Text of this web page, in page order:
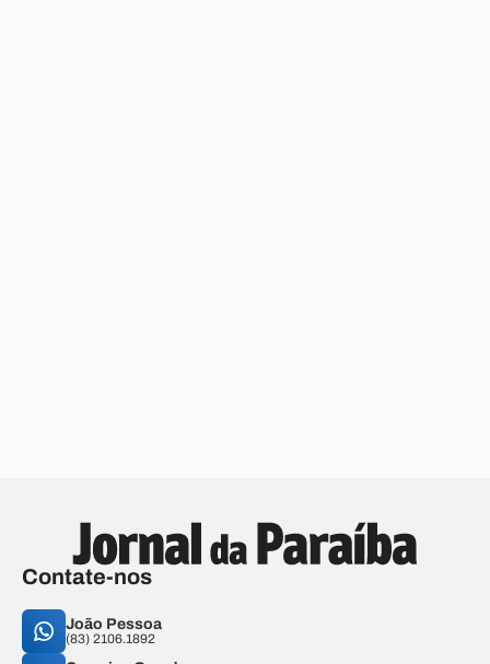
Contate-nos
João Pessoa
(83) 2106.1892